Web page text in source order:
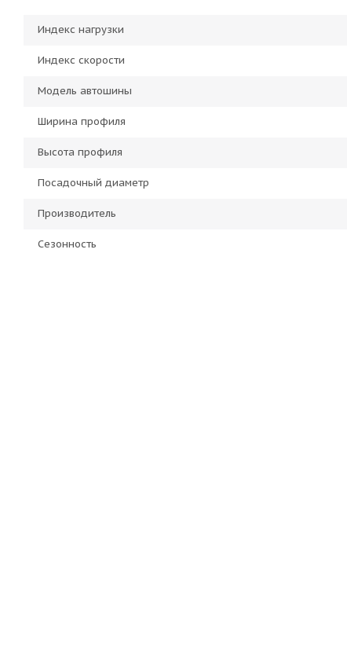
Индекс нагрузки
Индекс скорости
Модель автошины
Ширина профиля
Высота профиля
Посадочный диаметр
Производитель
Сезонность